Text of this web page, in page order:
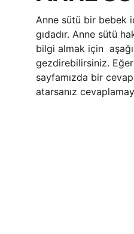
Anne sütü bir bebek
gıdadır. Anne sütü
bilgi almak için
gezdirebilirsiniz.
sayfamızda bir
atarsanız